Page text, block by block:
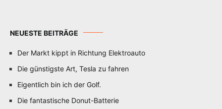
NEUESTE BEITRÄGE
Der Markt kippt in Richtung Elektroauto
Die günstigste Art, Tesla zu fahren
Eigentlich bin ich der Golf.
Die fantastische Donut-Batterie